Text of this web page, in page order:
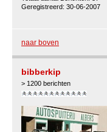
Geregistreerd: 30-06-2007
naar boven
bibberkip
> 1200 berichten